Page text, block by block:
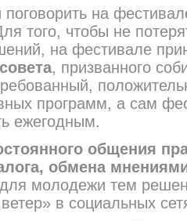
на
того, чтобы не
на фестивале
, призванного
,
программ, а сам
ежегодным.
общения
обмена
молодежи тем
в социальных